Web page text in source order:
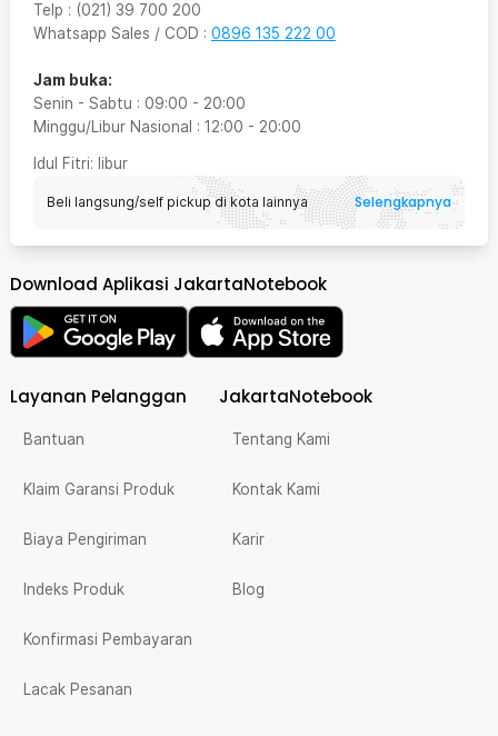
Telp : (021) 39 700 200
Whatsapp Sales / COD : 0896 135 222 00
Jam buka:
Senin - Sabtu : 09:00 - 20:00
Minggu/Libur Nasional : 12:00 - 20:00
Idul Fitri: libur
Beli langsung/self pickup di kota lainnya Selengkapnya
Download Aplikasi JakartaNotebook
Layanan Pelanggan
Bantuan
Klaim Garansi Produk
Biaya Pengiriman
Indeks Produk
Konfirmasi Pembayaran
Lacak Pesanan
JakartaNotebook
Tentang Kami
Kontak Kami
Karir
Blog